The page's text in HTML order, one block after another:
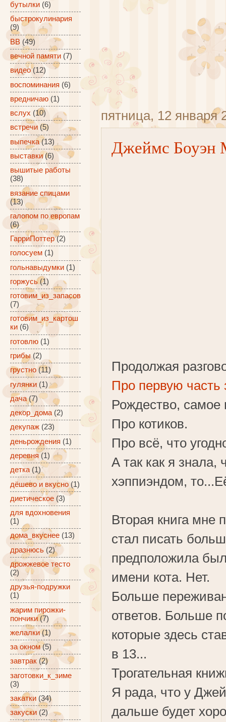
пятница, 12 января
Джеймс Боуэн
Продолжая
Про первую часть
Рождество, самое
Про котиков.
Про всё, что
А так как я знала,
хэппиэндом,
Вторая книга мне
стал писать
предположила
имени кота. Нет.
Больше
ответов. Больше
которые здесь
в 13...
Трогательная
Я рада, что у
дальше будет
бутылки (6)
быстрокулинария
(9)
ВВ (49)
вечной памяти (7)
видео (12)
воспоминания (6)
вредничаю (1)
вслух (10)
встречи (5)
выпечка (13)
выставки (6)
вышитые работы
(38)
вязание спицами
(13)
галопом по европам
(6)
ГарриПоттер (2)
голосуем (1)
гольнавыдумки (1)
горжусь (1)
готовим_из_запасов
(7)
готовим_из_картош
ки (6)
готовлю (1)
грибы (2)
грустно (11)
гулянки (1)
дача (7)
декор_дома (2)
декупаж (23)
деньрождения (1)
деревня (1)
детка (1)
дёшево и вкусно (1)
диетическое (3)
для вдохновения
(1)
дома_вкуснее (13)
дразнюсь (2)
дрожжевое тесто
(2)
друзья-подружки
(1)
жарим пирожки-
пончики (7)
желалки (1)
за окном (5)
завтрак (2)
заготовки_к_зиме
(3)
закатки (34)
закуски (2)